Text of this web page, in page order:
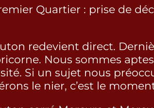
Quartier : prise de
redevient direct.
Nous sommes
Si un sujet nous
le nier, c’est le